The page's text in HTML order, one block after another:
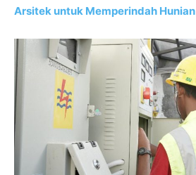
Arsitek untuk Memperindah Hunian